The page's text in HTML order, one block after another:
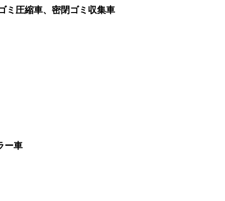
ミ圧縮車、密閉ゴミ収集車
ー車